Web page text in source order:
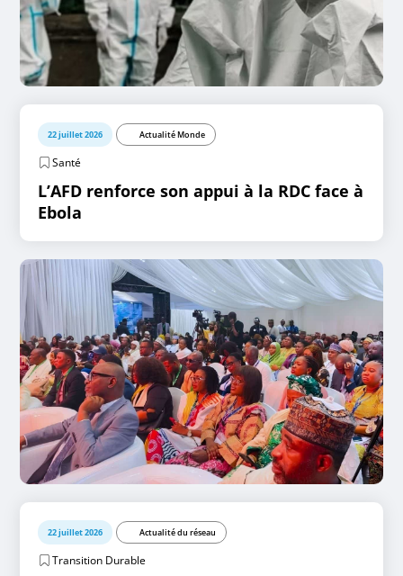
22 juillet 2026 Actualité Monde
Santé
L’AFD renforce son appui à la RDC face à
Ebola
22 juillet 2026 Actualité du réseau
Transition Durable